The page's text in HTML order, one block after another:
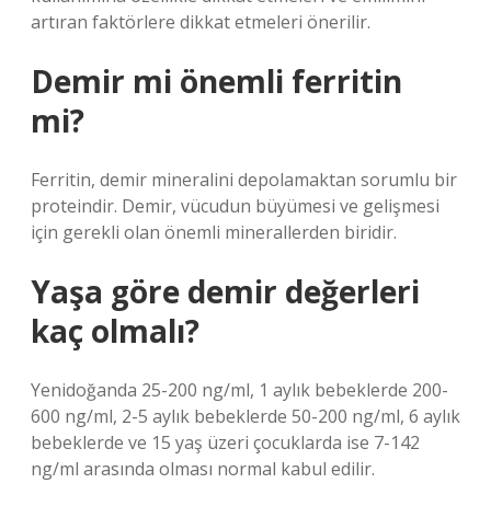
artıran faktörlere dikkat etmeleri önerilir.
Demir mi önemli ferritin
mi?
Ferritin, demir mineralini depolamaktan sorumlu bir
proteindir. Demir, vücudun büyümesi ve gelişmesi
için gerekli olan önemli minerallerden biridir.
Yaşa göre demir değerleri
kaç olmalı?
Yenidoğanda 25-200 ng/ml, 1 aylık bebeklerde 200-
600 ng/ml, 2-5 aylık bebeklerde 50-200 ng/ml, 6 aylık
bebeklerde ve 15 yaş üzeri çocuklarda ise 7-142
ng/ml arasında olması normal kabul edilir.